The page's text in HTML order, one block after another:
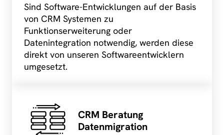
Sind Software-Entwicklungen auf der Basis
von CRM Systemen zu
Funktionserweiterung oder
Datenintegration notwendig, werden diese
direkt von unseren Softwareentwicklern
umgesetzt.
CRM Beratung
Datenmigration